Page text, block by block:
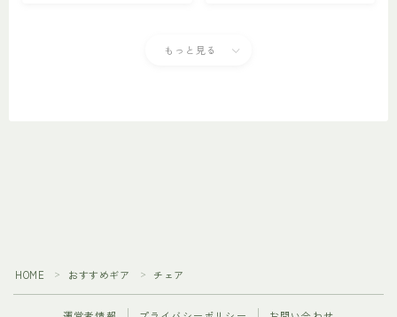
もっと見る
HOME ＞ おすすめギア ＞ チェア